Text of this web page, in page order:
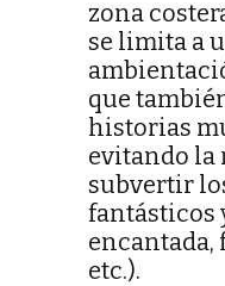
zona
se limita a
que
historias
evitando la
subvertir
fantásticos
encantada,
etc.).